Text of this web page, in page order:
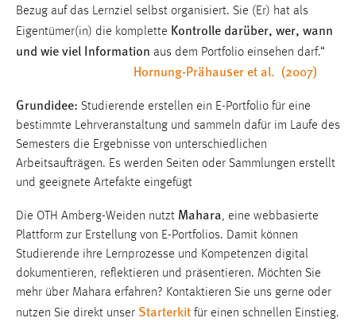
Bezug auf das Lernziel selbst organisiert. Sie (Er) hat als
Eigentümer(in) die komplette Kontrolle darüber, wer, wann
und wie viel Information aus dem Portfolio einsehen darf.“
Hornung-Prähauser et al. (2007)
Grundidee: Studierende erstellen ein E-Portfolio für eine
bestimmte Lehrveranstaltung und sammeln dafür im Laufe des
Semesters die Ergebnisse von unterschiedlichen
Arbeitsaufträgen. Es werden Seiten oder Sammlungen erstellt
und geeignete Artefakte eingefügt
Die OTH Amberg-Weiden nutzt Mahara, eine webbasierte
Plattform zur Erstellung von E-Portfolios. Damit können
Studierende ihre Lernprozesse und Kompetenzen digital
dokumentieren, reflektieren und präsentieren. Möchten Sie
mehr über Mahara erfahren? Kontaktieren Sie uns gerne oder
nutzen Sie direkt unser Starterkit für einen schnellen Einstieg.
Einverständnis
Name:
Dieser Cookie speichert die ausgewählten Einverständnis-
Optionen des Benutzers
Cookie Laufzeit:
1 Jahr
Performance
Name:
staticfilecache
Zweck:
Für performante Seitenauslieferung wird in diesem Cookie